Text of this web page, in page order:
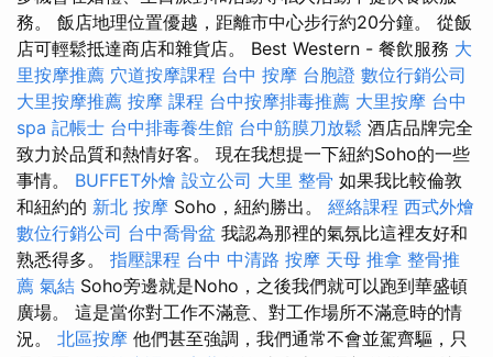
務。 飯店地理位置優越，距離市中心步行約20分鐘。 從飯
店可輕鬆抵達商店和雜貨店。 Best Western - 餐飲服務 大
里按摩推薦 穴道按摩課程 台中 按摩 台胞證 數位行銷公司
大里按摩推薦 按摩 課程 台中按摩排毒推薦 大里按摩 台中
spa 記帳士 台中排毒養生館 台中筋膜刀放鬆 酒店品牌完全
致力於品質和熱情好客。 現在我想提一下紐約Soho的一些
事情。 BUFFET外燴 設立公司 大里 整骨 如果我比較倫敦
和紐約的 新北 按摩 Soho，紐約勝出。 經絡課程 西式外燴
數位行銷公司 台中喬骨盆 我認為那裡的氣氛比這裡友好和
熟悉得多。 指壓課程 台中 中清路 按摩 天母 推拿 整骨推
薦 氣結 Soho旁邊就是Noho，之後我們就可以跑到華盛頓
廣場。 這是當你對工作不滿意、對工作場所不滿意時的情
況。 北區按摩 他們甚至強調，我們通常不會並駕齊驅，只